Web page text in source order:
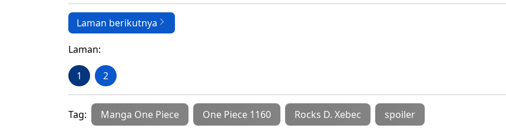
Laman berikutnya
Laman:
1 2
Tag: Manga One Piece One Piece 1160 Rocks D. Xebec spoiler